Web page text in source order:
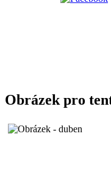
Obrázek pro